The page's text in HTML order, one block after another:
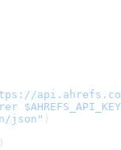
json" )